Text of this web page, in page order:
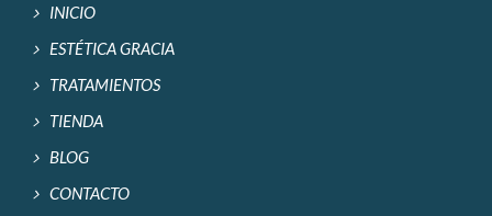
INICIO
ESTÉTICA GRACIA
TRATAMIENTOS
TIENDA
BLOG
CONTACTO